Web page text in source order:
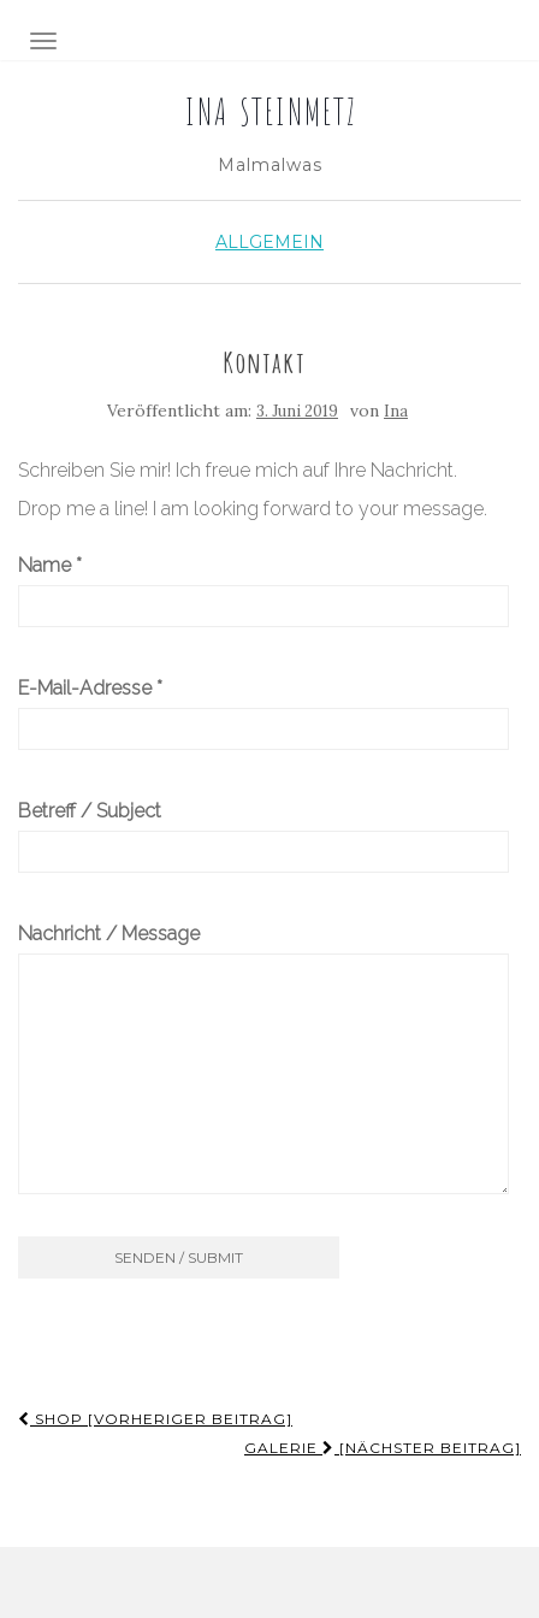
NAVIGATION EIN-/AUSSCHALTEN
INA STEINMETZ
Malmalwas
ALLGEMEIN
Kontakt
Veröffentlicht am: 3. Juni 2019 von Ina
Schreiben Sie mir! Ich freue mich auf Ihre Nachricht.
Drop me a line! I am looking forward to your message.
Name *
E-Mail-Adresse *
Betreff / Subject
Nachricht / Message
Beitrags-
SHOP [VORHERIGER BEITRAG]
GALERIE
[NÄCHSTER BEITRAG]